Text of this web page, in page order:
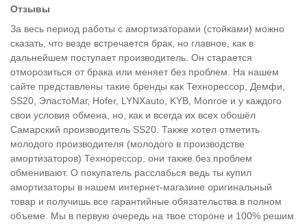
Отзывы
За весь период работы с амортизаторами (стойками) можно
сказать, что везде встречается брак, но главное, как в
дальнейшем поступает производитель. Он старается
отморозиться от брака или меняет без проблем. На нашем
сайте представлены такие бренды как Технорессор, Демфи,
SS20, ЭластоМаг, Hofer, LYNXauto, KYB, Monroe и у каждого
свои условия обмена, но, как и всегда их всех обошёл
Самарский производитель SS20. Также хотел отметить
молодого производителя (молодого в производстве
амортизаторов) Технорессор, они также без проблем
обменивают. О покупатель расслабься ведь ты купил
амортизаторы в нашем интернет-магазине оригинальный
товар и получишь все гарантийные обязательства в полном
объеме. Мы в первую очередь на твое стороне и 100% решим